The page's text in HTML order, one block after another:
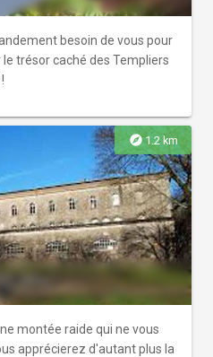
besoin de vous pour
trésor caché des Templiers
explore1.2 km
montée raide qui ne vous
apprécierez d'autant plus la